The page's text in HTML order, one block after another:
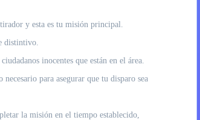
y esta es tu misión principal.
distintivo.
inocentes que están en el área.
para asegurar que tu disparo sea
la misión en el tiempo establecido,